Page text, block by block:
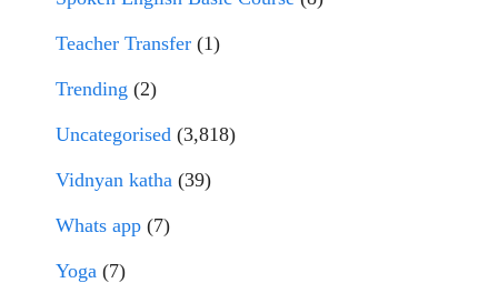
Teacher Transfer (1)
Trending (2)
Uncategorised (3,818)
Vidnyan katha (39)
Whats app (7)
Yoga (7)